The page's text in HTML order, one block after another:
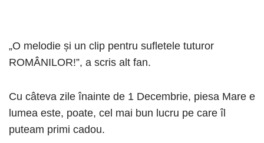
„O melodie și un clip pentru sufletele tuturor
ROMÂNILOR!”, a scris alt fan.
Cu câteva zile înainte de 1 Decembrie, piesa Mare e
lumea este, poate, cel mai bun lucru pe care îl
puteam primi cadou.